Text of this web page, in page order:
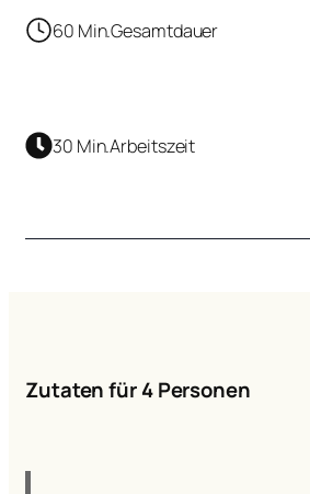
60 Min.Gesamtdauer
30 Min.Arbeitszeit
Zutaten für 4 Personen